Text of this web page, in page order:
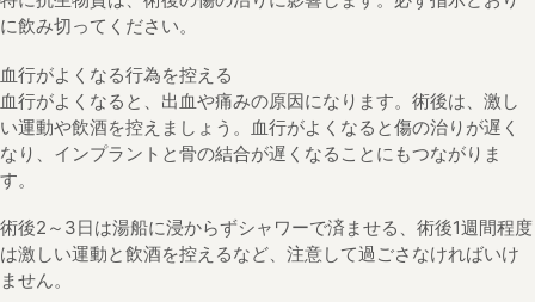
に飲み切ってください。
血行がよくなる行為を控える
血行がよくなると、出血や痛みの原因になります。術後は、激し
い運動や飲酒を控えましょう。血行がよくなると傷の治りが遅く
なり、インプラントと骨の結合が遅くなることにもつながりま
す。
術後2～3日は湯船に浸からずシャワーで済ませる、術後1週間程度
は激しい運動と飲酒を控えるなど、注意して過ごさなければいけ
ません。